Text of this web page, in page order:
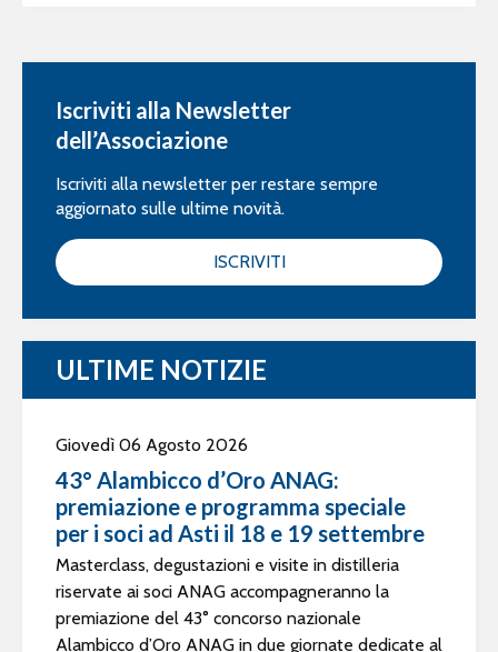
Iscriviti alla Newsletter
dell’Associazione
Iscriviti alla newsletter per restare sempre
aggiornato sulle ultime novità.
ISCRIVITI
ULTIME NOTIZIE
Giovedì 06 Agosto 2026
43° Alambicco d’Oro ANAG:
premiazione e programma speciale
per i soci ad Asti il 18 e 19 settembre
Masterclass, degustazioni e visite in distilleria
riservate ai soci ANAG accompagneranno la
premiazione del 43° concorso nazionale
Alambicco d’Oro ANAG in due giornate dedicate al